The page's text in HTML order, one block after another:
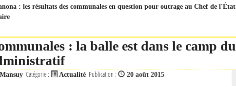
: les résultats des communales en question pour outrage au Chef de l'État
: la balle est dans le camp du
Catégorie : Actualité Publication : 20 août 2015